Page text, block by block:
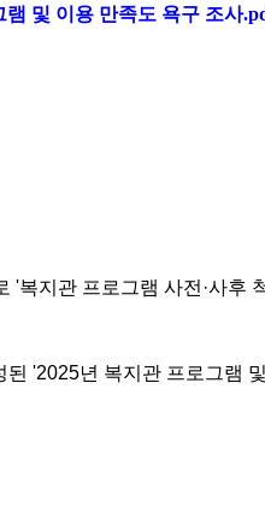
및 이용 만족도 욕구 조사
지관 프로그램 사전·사후
'2025년 복지관 프로그램